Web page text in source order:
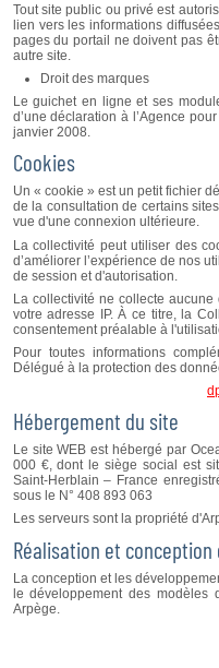
Tout site public ou privé est
lien vers les informations
pages du portail ne doivent pas
autre site.
Droit des marques
Le guichet en ligne et ses
d’une déclaration à l’Agence
janvier 2008.
Cookies
Un « cookie » est un petit fichier
de la consultation de certains
vue d'une connexion ultérieure.
La collectivité peut utiliser des
d’améliorer l’expérience de nos
de session et d'autorisation.
La collectivité ne collecte
votre adresse IP. À ce titre, la
consentement préalable à
Pour toutes informations
Délégué à la protection des
Hébergement du site
Le site WEB est hébergé par
000 €, dont le siège social est
Saint-Herblain – France
sous le N° 408 893 063
Les serveurs sont la propriété
Réalisation et conception
La conception et les
le développement des
Arpège.